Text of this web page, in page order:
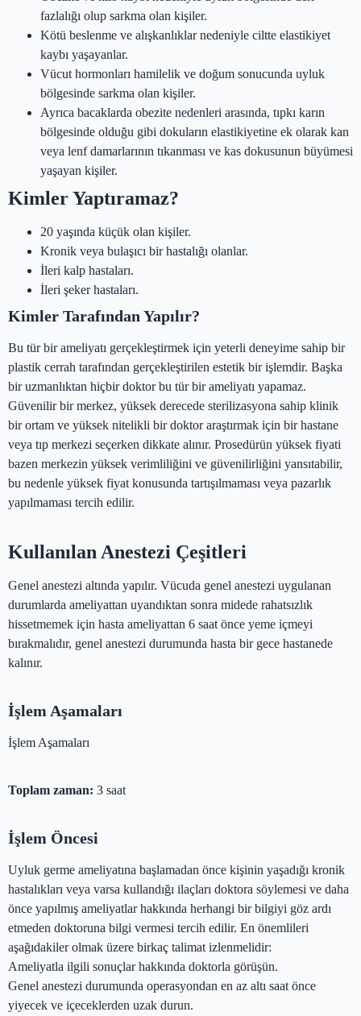
fazlalığı olup sarkma olan kişiler.
Kötü beslenme ve alışkanlıklar nedeniyle ciltte elastikiyet
kaybı yaşayanlar.
Vücut hormonları hamilelik ve doğum sonucunda uyluk
bölgesinde sarkma olan kişiler.
Ayrıca bacaklarda obezite nedenleri arasında, tıpkı karın
bölgesinde olduğu gibi dokuların elastikiyetine ek olarak kan
veya lenf damarlarının tıkanması ve kas dokusunun büyümesi
yaşayan kişiler.
Kimler Yaptıramaz?
20 yaşında küçük olan kişiler.
Kronik veya bulaşıcı bir hastalığı olanlar.
İleri kalp hastaları.
İleri şeker hastaları.
Kimler Tarafından Yapılır?
Bu tür bir ameliyatı gerçekleştirmek için yeterli deneyime sahip bir
plastik cerrah tarafından gerçekleştirilen estetik bir işlemdir. Başka
bir uzmanlıktan hiçbir doktor bu tür bir ameliyatı yapamaz.
Güvenilir bir merkez, yüksek derecede sterilizasyona sahip klinik
bir ortam ve yüksek nitelikli bir doktor araştırmak için bir hastane
veya tıp merkezi seçerken dikkate alınır. Prosedürün yüksek fiyati
bazen merkezin yüksek verimliliğini ve güvenilirliğini yansıtabilir,
bu nedenle yüksek fiyat konusunda tartışılmaması veya pazarlık
yapılmaması tercih edilir.
Kullanılan Anestezi Çeşitleri
Genel anestezi altında yapılır. Vücuda genel anestezi uygulanan
durumlarda ameliyattan uyandıktan sonra midede rahatsızlık
hissetmemek için hasta ameliyattan 6 saat önce yeme içmeyi
bırakmalıdır, genel anestezi durumunda hasta bir gece hastanede
kalınır.
İşlem Aşamaları
İşlem Aşamaları
Toplam zaman: 3 saat
İşlem Öncesi
Uyluk germe ameliyatına başlamadan önce kişinin yaşadığı kronik
hastalıkları veya varsa kullandığı ilaçları doktora söylemesi ve daha
önce yapılmış ameliyatlar hakkında herhangi bir bilgiyi göz ardı
etmeden doktoruna bilgi vermesi tercih edilir. En önemlileri
aşağıdakiler olmak üzere birkaç talimat izlenmelidir:
Ameliyatla ilgili sonuçlar hakkında doktorla görüşün.
Genel anestezi durumunda operasyondan en az altı saat önce
yiyecek ve içeceklerden uzak durun.